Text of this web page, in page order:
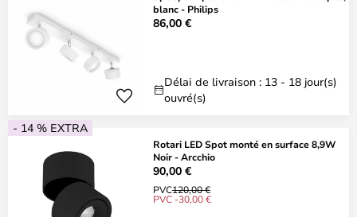
blanc - Philips
86,00 €
Délai de livraison : 13 - 18 jour(s)
ouvré(s)
- 14 % EXTRA
Rotari LED Spot monté en surface 8,9W
Noir - Arcchio
90,00 €
PVC120,00 €
PVC -30,00 €